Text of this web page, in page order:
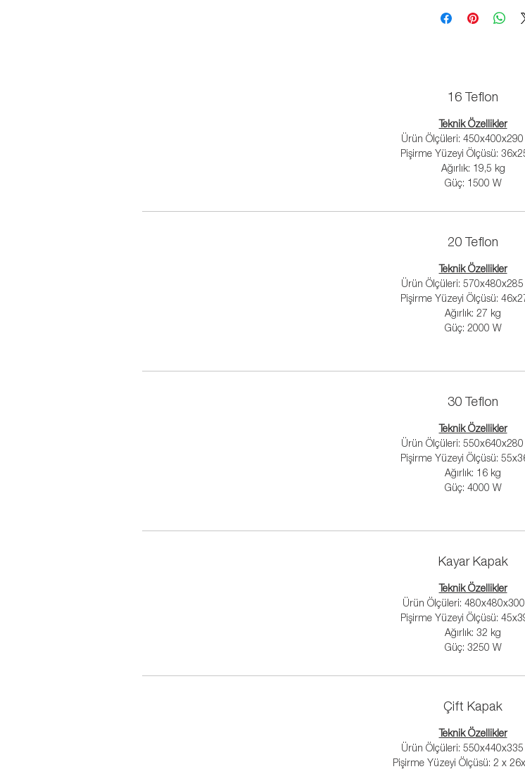
Isı yalıtımlı plastik
Teflon Kaplamalı Lüks Tost
Kayar Kapaklı Izgara ve Tost
Hareketli kapağı sayesinde hem tost makinesi
amaçlı kullanılabilir.
Çift Kapaklı Tost
Çift Kapaklı Yarı Oluklu Tost
Bağımsız çift termostat
Farklı yüzeyleri sayesinde hem tost makinesi
amaçlı kullanılabilir.
Islak Hamburger Tost
Cam Yüzeyli Tost
Özel cam yüzeyi sayesinde çok
16 Teflon
Teknik Özellikler
Ürün Ölçüleri:
Pişirme Yüzeyi Ölçüsü:
Ağırlık: 19,5 kg
Güç: 1500 W
20 Teflon
Teknik Özellikler
Ürün Ölçüleri:
Pişirme Yüzeyi Ölçüsü:
Ağırlık: 27 kg
Güç: 2000 W
30 Teflon
Teknik Özellikler
Ürün Ölçüleri:
Pişirme Yüzeyi Ölçüsü:
Ağırlık: 16 kg
Güç: 4000 W
Kayar Kapak
Teknik Özellikler
Ürün Ölçüleri:
Pişirme Yüzeyi Ölçüsü:
Ağırlık: 32 kg
Güç: 3250 W
Çift Kapak
Teknik Özellikler
Ürün Ölçüleri:
Pişirme Yüzeyi Ölçüsü: 2 x